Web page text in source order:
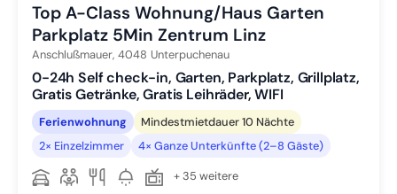
Top A-Class Wohnung/Haus Garten
Parkplatz 5Min Zentrum Linz
Anschlußmauer, 4048 Unterpuchenau
0-24h Self check-in, Garten, Parkplatz, Grillplatz,
Gratis Getränke, Gratis Leihräder, WIFI
Ferienwohnung
Mindestmietdauer 10 Nächte
2× Einzelzimmer
4× Ganze Unterkünfte (2–8 Gäste)
+ 35 weitere